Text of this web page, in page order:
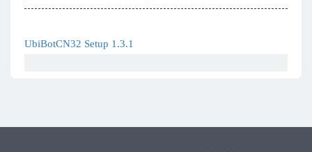
UbiBotCN32 Setup 1.3.1